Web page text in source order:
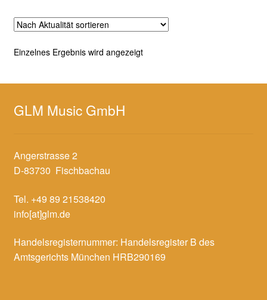
Einzelnes Ergebnis wird angezeigt
GLM Music GmbH
Angerstrasse 2
D-83730 Fischbachau
Tel. +49 89 21538420
info[at]glm.de
Handelsregisternummer: Handelsregister B des
Amtsgerichts München HRB290169